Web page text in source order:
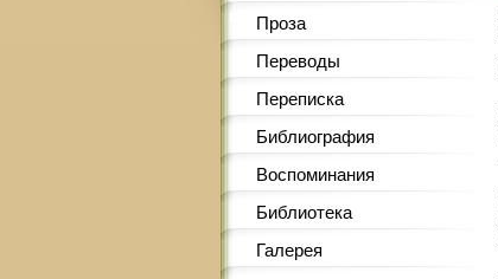
Проза
Переводы
Переписка
Библиография
Воспоминания
Библиотека
Галерея